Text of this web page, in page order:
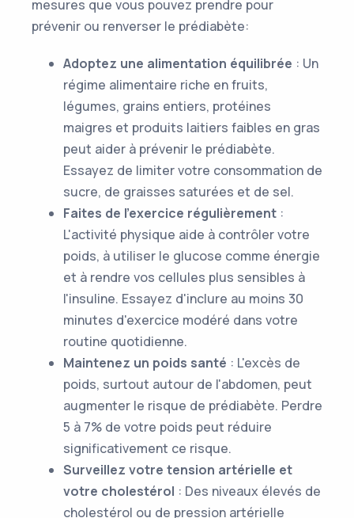
mesures que vous pouvez prendre pour
prévenir ou renverser le prédiabète:
Adoptez une alimentation équilibrée : Un
régime alimentaire riche en fruits,
légumes, grains entiers, protéines
maigres et produits laitiers faibles en gras
peut aider à prévenir le prédiabète.
Essayez de limiter votre consommation de
sucre, de graisses saturées et de sel.
Faites de l'exercice régulièrement :
L'activité physique aide à contrôler votre
poids, à utiliser le glucose comme énergie
et à rendre vos cellules plus sensibles à
l'insuline. Essayez d'inclure au moins 30
minutes d'exercice modéré dans votre
routine quotidienne.
Maintenez un poids santé : L'excès de
poids, surtout autour de l'abdomen, peut
augmenter le risque de prédiabète. Perdre
5 à 7% de votre poids peut réduire
significativement ce risque.
Surveillez votre tension artérielle et
votre cholestérol : Des niveaux élevés de
cholestérol ou de pression artérielle